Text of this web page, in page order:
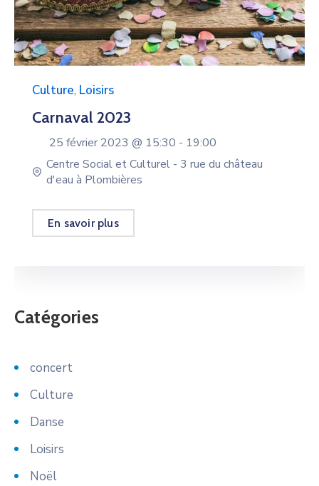
Culture, Loisirs
Carnaval 2023
25 février 2023 @ 15:30 - 19:00
Centre Social et Culturel - 3 rue du château
d'eau à Plombières
En savoir plus
Catégories
concert
Culture
Danse
Loisirs
Noël